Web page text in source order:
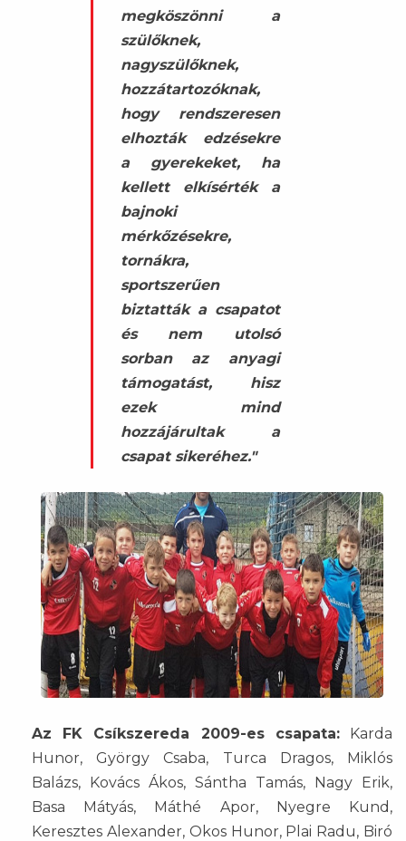
megköszönni a
szülőknek,
nagyszülőknek,
hozzátartozóknak,
hogy rendszeresen
elhozták edzésekre
a gyerekeket, ha
kellett elkísérték a
bajnoki
mérkőzésekre,
tornákra,
sportszerűen
biztatták a csapatot
és nem utolsó
sorban az anyagi
támogatást, hisz
ezek mind
hozzájárultak a
csapat sikeréhez."
Az FK Csíkszereda 2009-es csapata:Karda
Hunor, György Csaba, Turca Dragos, Miklós
Balázs, Kovács Ákos, Sántha Tamás, Nagy Erik,
Basa Mátyás, Máthé Apor, Nyegre Kund,
Keresztes Alexander, Okos Hunor, Plai Radu, Biró